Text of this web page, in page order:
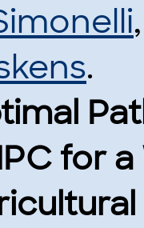
,
.
for